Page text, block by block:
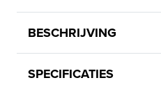
BESCHRIJVING
SPECIFICATIES